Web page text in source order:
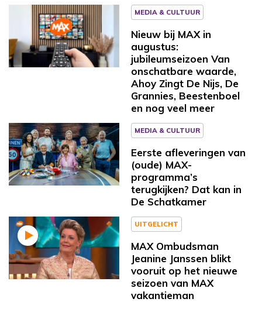
MEDIA & CULTUUR
Nieuw bij MAX in
augustus:
jubileumseizoen Van
onschatbare waarde,
Ahoy Zingt De Nijs, De
Grannies, Beestenboel
en nog veel meer
MEDIA & CULTUUR
Eerste afleveringen van
(oude) MAX-
programma’s
terugkijken? Dat kan in
De Schatkamer
UITGELICHT
MAX Ombudsman
Jeanine Janssen blikt
vooruit op het nieuwe
seizoen van MAX
vakantieman